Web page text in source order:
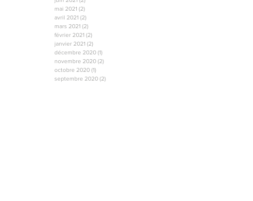
mai 2021 (2)
avril 2021 (2)
mars 2021 (2)
février 2021 (2)
janvier 2021 (2)
décembre 2020 (1)
novembre 2020 (2)
octobre 2020 (1)
septembre 2020 (2)